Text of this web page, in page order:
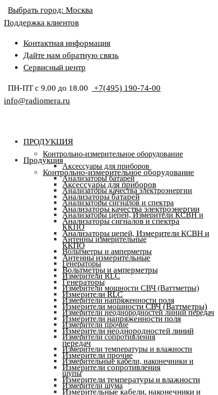
Выбрать город: Москва
Поддержка клиентов
Контактная информация
Дайте нам обратную связь
Сервисный центр
ПН-ПТ с 9.00 до 18.00
+7(495) 190-74-00
info@radiomera.ru
ПРОДУКЦИЯ
Контрольно-измерительное оборудование
Аксессуары для приборов
Анализаторы батарей
Анализаторы качества электроэнергии
Анализаторы сигналов и спектра
Анализаторы цепей, Измерители КСВН и
ККПО
Антенны измерительные
Вольтметры и амперметры
Генераторы
Измерители RLC
Измерители мощности СВЧ (Ваттметры)
Измерители напряженности поля
Измерители неоднородностей линий передач
Измерители прочие
Измерители сопротивления
Измерители температуры и влажности
Измерительные кабели, наконечники и
щупы
Измерители шума
Продукция
Контрольно-измерительное оборудование
Аксессуары для приборов
Анализаторы батарей
Анализаторы качества электроэнергии
Анализаторы сигналов и спектра
Анализаторы цепей, Измерители КСВН и
ККПО
Антенны измерительные
Вольтметры и амперметры
Генераторы
Измерители RLC
Измерители мощности СВЧ (Ваттметры)
Измерители напряженности поля
Измерители неоднородностей линий
передач
Измерители прочие
Измерители сопротивления
Измерители температуры и влажности
Измерительные кабели, наконечники и